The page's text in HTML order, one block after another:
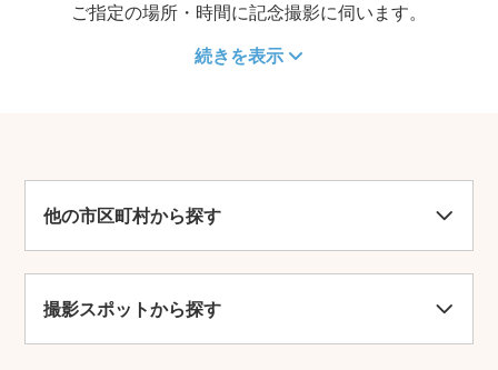
ご指定の場所・時間に記念撮影に伺います。
続きを表示
他の市区町村から探す
撮影スポットから探す